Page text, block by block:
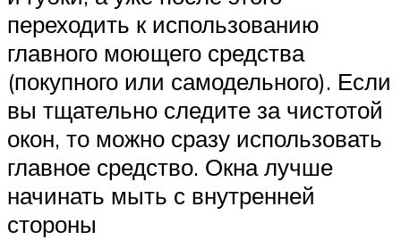
переходить к использованию
главного моющего средства
(покупного или самодельного). Если
вы тщательно следите за чистотой
окон, то можно сразу использовать
главное средство. Окна лучше
начинать мыть с внутренней
стороны